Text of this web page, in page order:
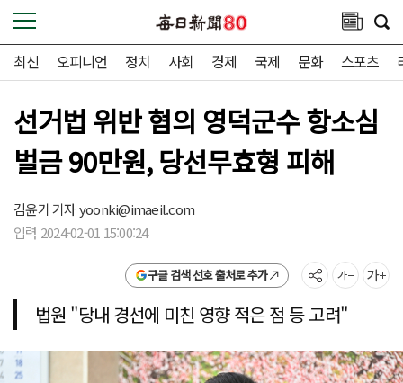
최신 오피니언 정치 사회 경제 국제 문화 스포츠
선거법 위반 혐의 영덕군수 항소심
벌금 90만원, 당선무효형 피해
김윤기 기자yoonki@imaeil.com
입력 2024-02-01 15:00:24
구글 검색 선호 출처로 추가
법원 "당내 경선에 미친 영향 적은 점 등 고려"